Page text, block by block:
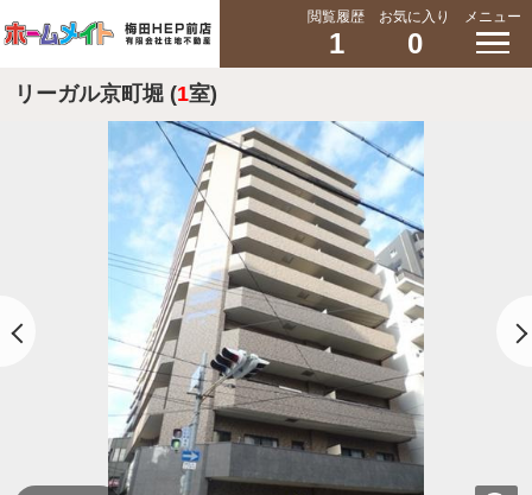
閲覧履歴
1
お気に入り
0
メニュー
リーガル京町堀 (1室)